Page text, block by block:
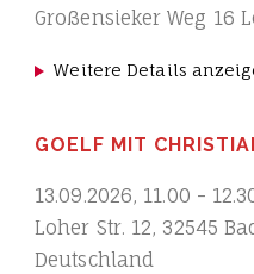
Großensieker Weg 16
Weitere Details
GOELF MIT
13.09.2026, 11.00 -
Loher Str. 12, 32545
Deutschland